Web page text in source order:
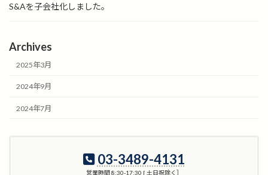
S&Aを子会社化しました。
Archives
2025年3月
2024年9月
2024年7月
03-3489-4131
営業時間 8:30-17:30 [ 土日祝除く］